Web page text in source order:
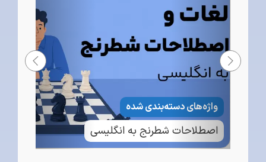
واژه‌های دسته‌بندی شده
اصطلاحات شطرنج به انگلیسی